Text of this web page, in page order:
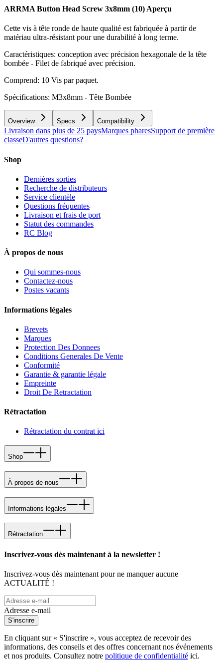
ARRMA Button Head Screw 3x8mm (10) Aperçu
Cette vis à tête ronde de haute qualité est fabriquée à partir de
matériau ultra-résistant pour une durabilité à long terme.
Caractéristiques: conception avec précision hexagonale de la tête
bombée - Filet de fabriqué avec précision.
Comprend: 10 Vis par paquet.
Spécifications: M3x8mm - Tête Bombée
Overview Specs Compatibility
Livraison dans plus de 25 paysMarques pharesSupport de première
classeD'autres questions?
Shop
Dernières sorties
Recherche de distributeurs
Service clientèle
Questions fréquentes
Livraison et frais de port
Statut des commandes
RC Blog
À propos de nous
Qui sommes-nous
Contactez-nous
Postes vacants
Informations légales
Brevets
Marques
Protection Des Donnees
Conditions Generales De Vente
Conformité
Garantie & garantie légale
Empreinte
Droit De Retractation
Rétractation
Rétractation du contrat ici
Shop
À propos de nous
Informations légales
Rétractation
Inscrivez-vous dès maintenant à la newsletter !
Inscrivez-vous dès maintenant pour ne manquer aucune
ACTUALITÉ !
Adresse e-mail
S'inscrire
En cliquant sur « S'inscrire », vous acceptez de recevoir des
informations, des conseils et des offres concernant nos événements
et nos produits. Consultez notre politique de confidentialité ici.